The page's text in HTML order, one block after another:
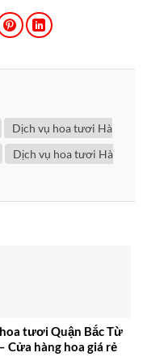
Dịch vụ hoa tươi Hà
Dịch vụ hoa tươi Hà
tươi Quận Bắc Từ
Cửa hàng hoa giá rẻ